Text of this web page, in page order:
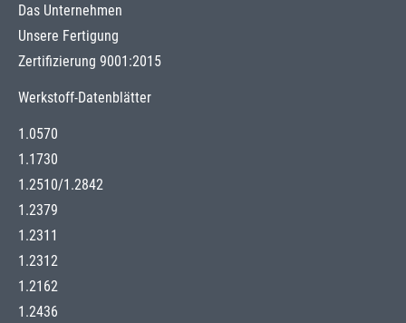
Das Unternehmen
Unsere Fertigung
Zertifizierung 9001:2015
Werkstoff-Datenblätter
1.0570
1.1730
1.2510/1.2842
1.2379
1.2311
1.2312
1.2162
1.2436